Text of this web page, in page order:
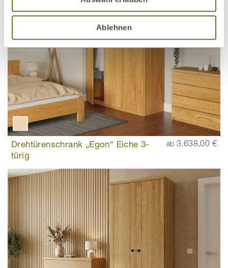
Ablehnen
Drehtürenschrank „Egon“ Eiche 3-
türig
ab 3.638,00 €